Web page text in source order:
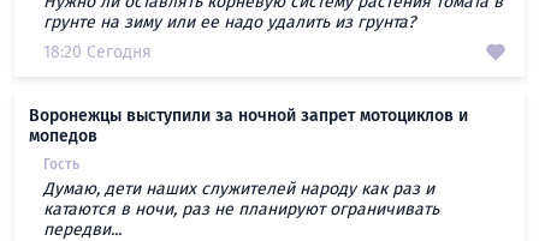
грунте на зиму или ее надо удалить из грунта?
18:20 Сегодня
Воронежцы выступили за ночной запрет мотоциклов и
мопедов
Гость
Думаю, дети наших служителей народу как раз и
катаются в ночи, раз не планируют ограничивать
передви...